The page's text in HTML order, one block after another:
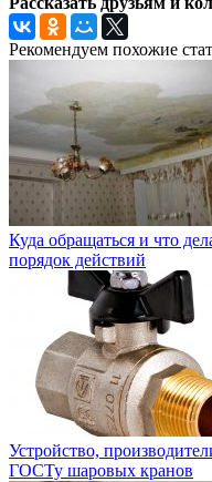
Рекомендуем похожие
Куда обращаться и что
порядок действий
Устройство,
ГОСТу шаровых кранов